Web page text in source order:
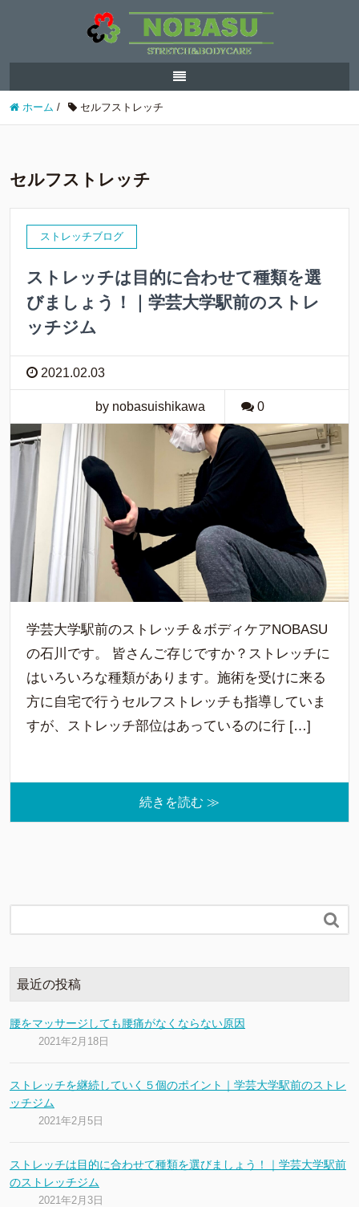
ホーム / セルフストレッチ
セルフストレッチ
ストレッチブログ
ストレッチは目的に合わせて種類を選
びましょう！｜学芸大学駅前のストレ
ッチジム
2021.02.03
by nobasuishikawa 0
学芸大学駅前のストレッチ＆ボディケアNOBASU
の石川です。 皆さんご存じですか？ストレッチに
はいろいろな種類があります。施術を受けに来る
方に自宅で行うセルフストレッチも指導していま
すが、ストレッチ部位はあっているのに行 […]
続きを読む ≫

最近の投稿
腰をマッサージしても腰痛がなくならない原因
2021年2月18日
ストレッチを継続していく５個のポイント｜学芸大学駅前のストレ
ッチジム
2021年2月5日
ストレッチは目的に合わせて種類を選びましょう！｜学芸大学駅前
のストレッチジム
2021年2月3日